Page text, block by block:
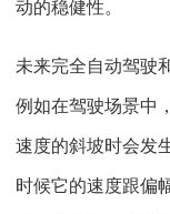
动的稳健性。
未来完全自动驾驶
例如在驾驶场景中
速度的斜坡时会发
时候它的速度跟偏